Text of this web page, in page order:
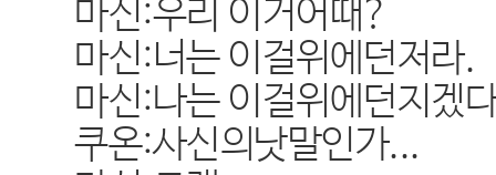
마신:우리 이거어때?
마신:너는 이걸위에던저라.
마신:나는 이걸위에던지겠
쿠온:사신의낫말인가...